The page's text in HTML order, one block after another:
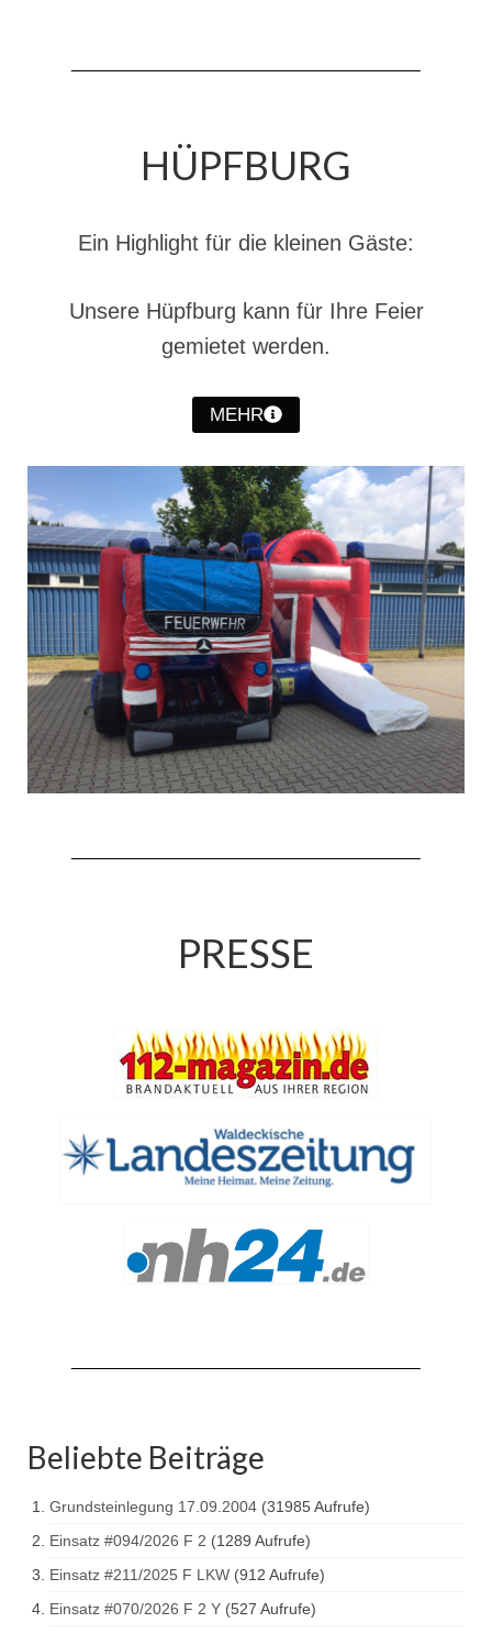
HÜPFBURG
Ein Highlight für die kleinen Gäste:
Unsere Hüpfburg kann für Ihre Feier
gemietet werden.
MEHR
PRESSE
Beliebte Beiträge
Grundsteinlegung 17.09.2004 (31985 Aufrufe)
Einsatz #094/2026 F 2 (1289 Aufrufe)
Einsatz #211/2025 F LKW (912 Aufrufe)
Einsatz #070/2026 F 2 Y (527 Aufrufe)